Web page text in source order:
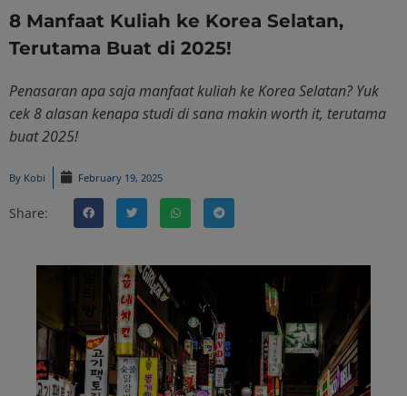
8 Manfaat Kuliah ke Korea Selatan,
Terutama Buat di 2025!
Penasaran apa saja manfaat kuliah ke Korea Selatan? Yuk
cek 8 alasan kenapa studi di sana makin worth it, terutama
buat 2025!
By Kobi February 19, 2025
Share: